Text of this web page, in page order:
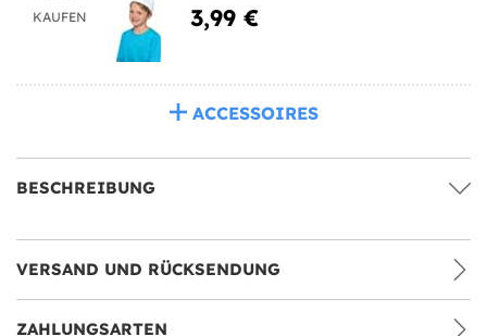
KAUFEN 3,99 €
ACCESSOIRES
BESCHREIBUNG
VERSAND UND RÜCKSENDUNG
ZAHLUNGSARTEN